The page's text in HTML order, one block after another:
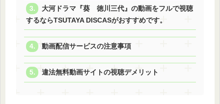
大河ドラマ『葵 徳川三代』の動画をフルで視聴
するならTSUTAYA DISCASがおすすめです。
動画配信サービスの注意事項
違法無料動画サイトの視聴デメリット